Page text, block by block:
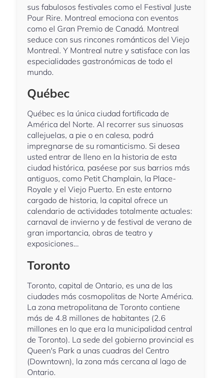
sus fabulosos festivales como el Festival Juste
Pour Rire. Montreal emociona con eventos
como el Gran Premio de Canadá. Montreal
seduce con sus rincones románticos del Viejo
Montreal. Y Montreal nutre y satisface con las
especialidades gastronómicas de todo el
mundo.
Québec
Québec es la única ciudad fortificada de
América del Norte. Al recorrer sus sinuosas
callejuelas, a pie o en calesa, podrá
impregnarse de su romanticismo. Si desea
usted entrar de lleno en la historia de esta
ciudad histórica, paséese por sus barrios más
antiguos, como Petit Champlain, la Place-
Royale y el Viejo Puerto. En este entorno
cargado de historia, la capital ofrece un
calendario de actividades totalmente actuales:
carnaval de invierno y de festival de verano de
gran importancia, obras de teatro y
exposiciones…
Toronto
Toronto, capital de Ontario, es una de las
ciudades más cosmopolitas de Norte América.
La zona metropolitana de Toronto contiene
más de 4.8 millones de habitantes (2.6
millones en lo que era la municipalidad central
de Toronto). La sede del gobierno provincial es
Queen's Park a unas cuadras del Centro
(Downtown), la zona más cercana al lago de
Ontario.